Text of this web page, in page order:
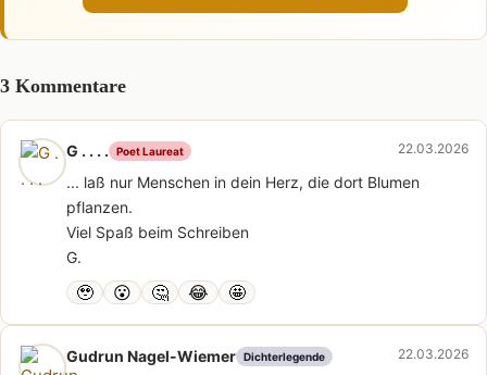
3 Kommentare
G . . . . Poet Laureat 22.03.2026
... laß nur Menschen in dein Herz, die dort Blumen
pflanzen.
Viel Spaß beim Schreiben
G.
🥹 😮 🤔 😂 🤩
Gudrun Nagel-Wiemer Dichterlegende 22.03.2026